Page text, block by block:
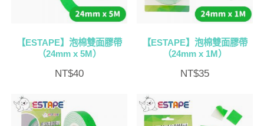
【ESTAPE】泡棉雙面膠帶
（24mm x 5M）
NT$40
【ESTAPE】泡棉雙面膠帶
（24mm x 1M）
NT$35